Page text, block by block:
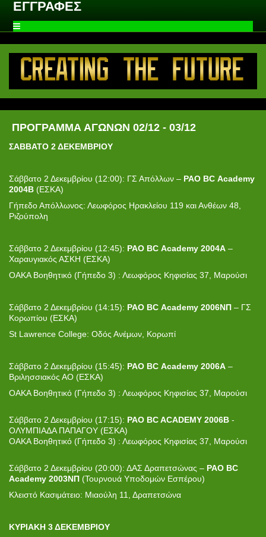
ΕΓΓΡΑΦΕΣ
ΠΡΟΓΡΑΜΜΑ ΑΓΩΝΩΝ 02/12 - 03/12
ΣΑΒΒΑΤΟ 2 ΔΕΚΕΜΒΡΙΟΥ
Σάββατο 2 Δεκεμβρίου (12:00): ΓΣ Απόλλων – PAO BC Academy
2004B (ΕΣΚΑ)
Γήπεδο Απόλλωνος: Λεωφόρος Ηρακλείου 119 και Ανθέων 48,
Ριζούπολη
Σάββατο 2 Δεκεμβρίου (12:45): PAO BC Academy 2004A –
Χαραυγιακός ΑΣΚΗ (ΕΣΚΑ)
ΟΑΚΑ Βοηθητικό (Γήπεδο 3) : Λεωφόρος Κηφισίας 37, Μαρούσι
Σάββατο 2 Δεκεμβρίου (14:15): PAO BC Academy 2006ΝΠ – ΓΣ
Κορωπίου (ΕΣΚΑ)
St Lawrence College: Οδός Ανέμων, Κορωπί
Σάββατο 2 Δεκεμβρίου (15:45): PAO BC Academy 2006Α –
Βριλησσιακός ΑΟ (ΕΣΚΑ)
ΟΑΚΑ Βοηθητικό (Γήπεδο 3) : Λεωφόρος Κηφισίας 37, Μαρούσι
Σάββατο 2 Δεκεμβρίου (17:15): PAO BC ACADEMY 2006B -
ΟΛΥΜΠΙΑΔΑ ΠΑΠΑΓΟΥ (ΕΣΚΑ)
ΟΑΚΑ Βοηθητικό (Γήπεδο 3) : Λεωφόρος Κηφισίας 37, Μαρούσι
Σάββατο 2 Δεκεμβρίου (20:00): ΔΑΣ Δραπετσώνας – PAO BC
Academy 2003NΠ (Τουρνουά Υποδομών Εσπέρου)
Κλειστό Κασιμάτειο: Μιαούλη 11, Δραπετσώνα
ΚΥΡΙΑΚΗ 3 ΔΕΚΕΜΒΡΙΟΥ